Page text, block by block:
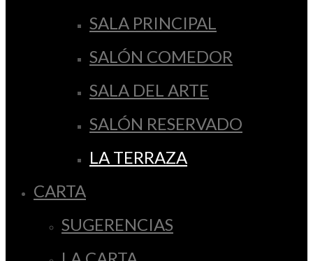
SALA PRINCIPAL
SALÓN COMEDOR
SALA DEL ARTE
SALÓN RESERVADO
LA TERRAZA
CARTA
SUGERENCIAS